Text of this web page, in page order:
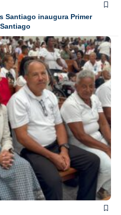
Santiago inaugura Primer